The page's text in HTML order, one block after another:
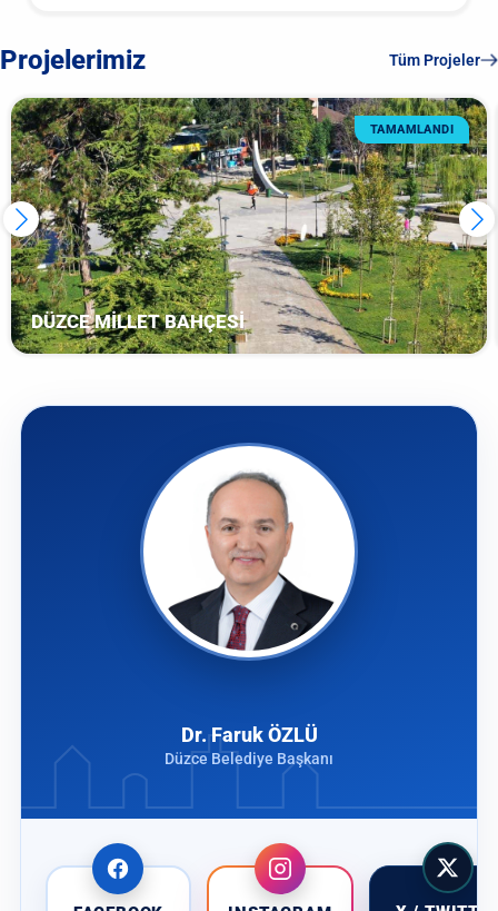
Projelerimiz Tüm Projeler
TAMAMLANDI
DÜZCE MİLLET BAHÇESİ
Dr. Faruk ÖZLÜ
Düzce Belediye Başkanı